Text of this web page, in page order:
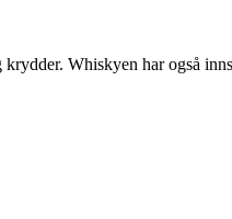
Whiskyen har også